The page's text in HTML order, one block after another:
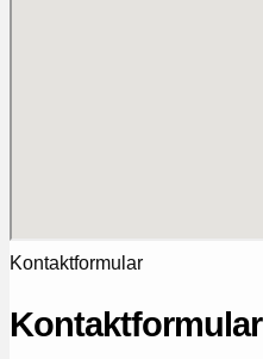
Kontaktformular
Kontaktformular